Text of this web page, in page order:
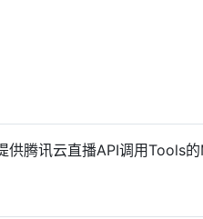
讯云直播API调用Tools